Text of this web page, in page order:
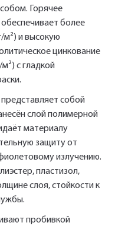
Горячее
более
м²) и высокую
цинкование
с гладкой
собой
слой полимерной
материалу
защиту от
излучению.
пластизол,
слоя, стойкости к
пробивкой